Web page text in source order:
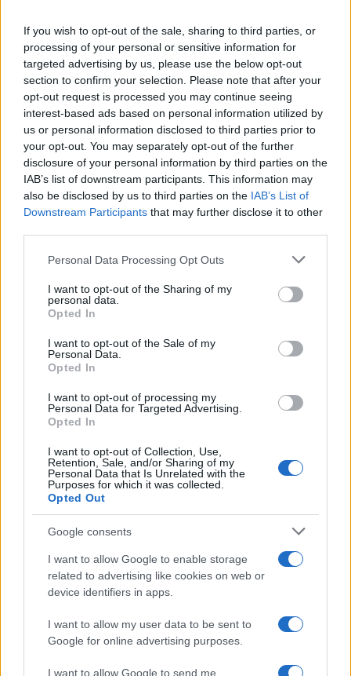
If you wish to opt-out of the sale, sharing to third parties, or
processing of your personal or sensitive information for
targeted advertising by us, please use the below opt-out
section to confirm your selection. Please note that after your
opt-out request is processed you may continue seeing
interest-based ads based on personal information utilized by
us or personal information disclosed to third parties prior to
your opt-out. You may separately opt-out of the further
disclosure of your personal information by third parties on the
IAB’s list of downstream participants. This information may
also be disclosed by us to third parties on the IAB’s List of
Downstream Participants that may further disclose it to other
Please note that this website/app uses one or more Google
not limited to your visit or usage behaviour. You may click to
grant or deny consent to Google and its third-party tags to
use your data for below specified purposes in below Google
consent section.
Personal Data Processing Opt Outs
I want to opt-out of the Sharing of my
personal data.
Opted In
I want to opt-out of the Sale of my
Personal Data.
Opted In
I want to opt-out of processing my
Personal Data for Targeted Advertising.
Opted In
I want to opt-out of Collection, Use,
Retention, Sale, and/or Sharing of my
Personal Data that Is Unrelated with the
Purposes for which it was collected.
Opted Out
Google consents
I want to allow Google to enable storage
related to advertising like cookies on web or
device identifiers in apps.
I want to allow my user data to be sent to
Google for online advertising purposes.
I want to allow Google to send me
Ricevi le nostre ultime news
daGoogle News
Condividi l'articolo
F
a
ce
b
o
o
k
T
w
it
te
r
Pi
n
te
st
W
h
at
A
p
S
h
a
Articolo precedente
Ristorante distrutto dalle fiamme a La
Maddalena, incendio a Monti d’à rena
Le previsioni meteo per il weekend a Olbia e in
Gallura
Michelle Hunziker in Gallura, bella anche dal
vivo: un amico vip svela come fa
Calangianus, dopo le polemiche il centro
accoglienza minori chiude